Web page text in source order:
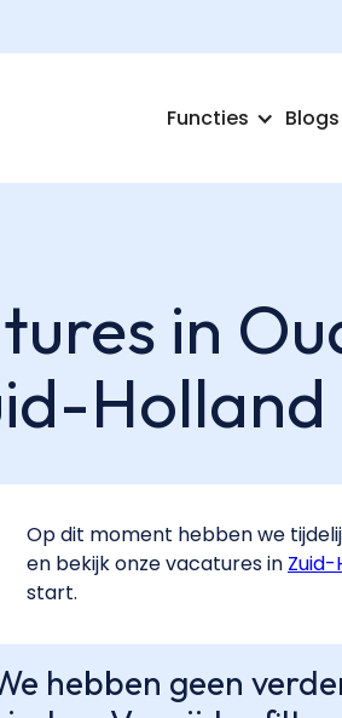
Functies
in
Holland
Op dit moment hebben we
en bekijk onze vacatures in Zuid-
start.
hebben geen